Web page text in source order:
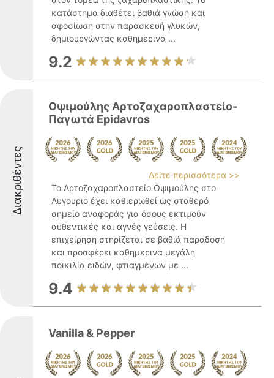
κατάστημα διαθέτει βαθιά γνώση και
αφοσίωση στην παρασκευή γλυκών,
δημιουργώντας καθημερινά ...
9.2
Διακριθέντες
Οψιμούλης Αρτοζαχαροπλαστείο-
Παγωτά Epidavros
Δείτε περισσότερα >>
Το Αρτοζαχαροπλαστείο Οψιμούλης στο
Λυγουριό έχει καθιερωθεί ως σταθερό
σημείο αναφοράς για όσους εκτιμούν
αυθεντικές και αγνές γεύσεις. Η
επιχείρηση στηρίζεται σε βαθιά παράδοση
και προσφέρει καθημερινά μεγάλη
ποικιλία ειδών, φτιαγμένων με ...
9.4
Vanilla & Pepper